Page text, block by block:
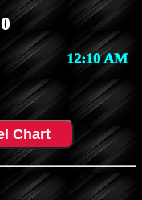
12:10 AM
Chart